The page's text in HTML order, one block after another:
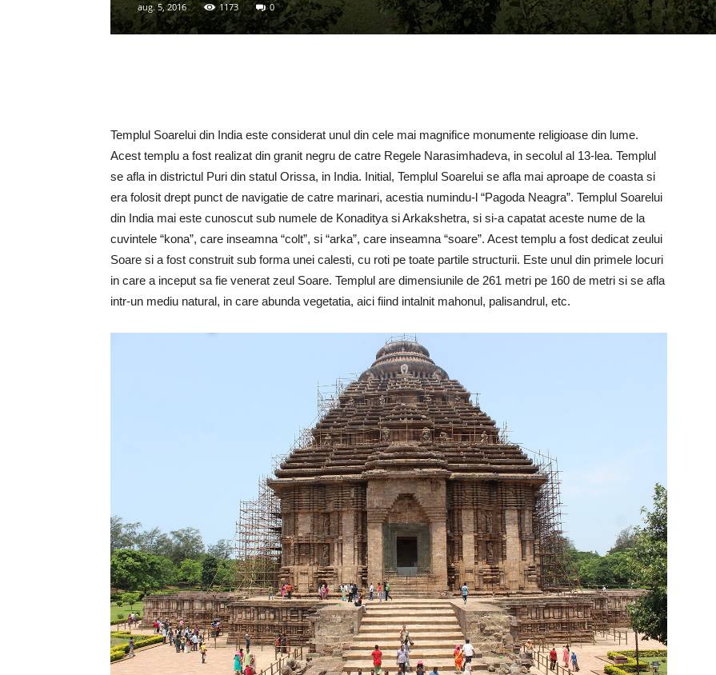
aug. 5, 2016 1173 0
Templul Soarelui din India este considerat unul din cele mai magnifice monumente religioase din lume.
Acest templu a fost realizat din granit negru de catre Regele Narasimhadeva, in secolul al 13-lea. Templul
se afla in districtul Puri din statul Orissa, in India. Initial, Templul Soarelui se afla mai aproape de coasta si
era folosit drept punct de navigatie de catre marinari, acestia numindu-l “Pagoda Neagra”. Templul Soarelui
din India mai este cunoscut sub numele de Konaditya si Arkakshetra, si si-a capatat aceste nume de la
cuvintele “kona”, care inseamna “colt”, si “arka”, care inseamna “soare”. Acest templu a fost dedicat zeului
Soare si a fost construit sub forma unei calesti, cu roti pe toate partile structurii. Este unul din primele locuri
in care a inceput sa fie venerat zeul Soare. Templul are dimensiunile de 261 metri pe 160 de metri si se afla
intr-un mediu natural, in care abunda vegetatia, aici fiind intalnit mahonul, palisandrul, etc.